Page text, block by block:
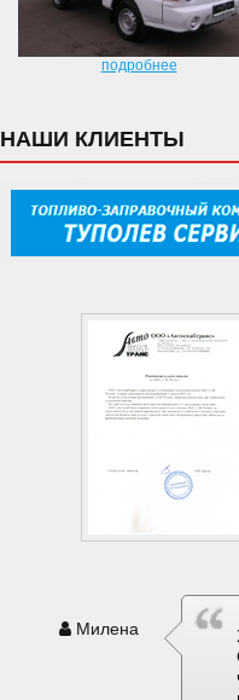
подробнее
НАШИ КЛИЕНТЫ
Милена